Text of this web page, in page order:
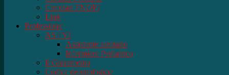
Circolari FNOPI
Link
Professione
AS / VI
Assistente sanitario
Infermiere Pediatrico
Il Giuramento
Codice deontologico